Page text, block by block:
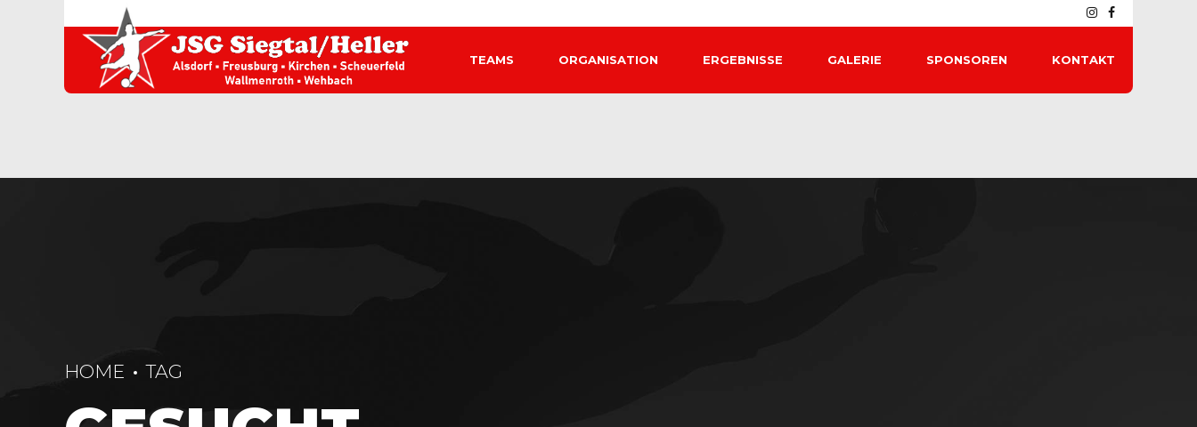
TEAMS ORGANISATION ERGEBNISSE GALERIE SPONSOREN KONTAKT
HOME TAG